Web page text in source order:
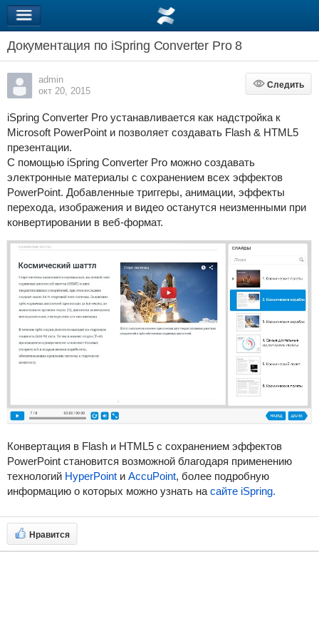
Документация по iSpring Converter Pro 8
admin
окт 20, 2015
Следить
Следить
iSpring Converter Pro устанавливается как надстройка к
Microsoft PowerPoint и позволяет создавать Flash & HTML5
презентации.
С помощью iSpring Converter Pro можно создавать
электронные материалы с сохранением всех эффектов
PowerPoint. Добавленные триггеры, анимации, эффекты
перехода, изображения и видео останутся неизменными при
конвертировании в веб-формат.
Конвертация в Flash и HTML5 с сохранением эффектов
PowerPoint становится возможной благодаря применению
технологий HyperPointи AccuPoint, более подробную
информацию о которых можно узнать на сайте iSpring.
Нравится